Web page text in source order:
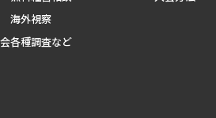
海外視察
各種調査など